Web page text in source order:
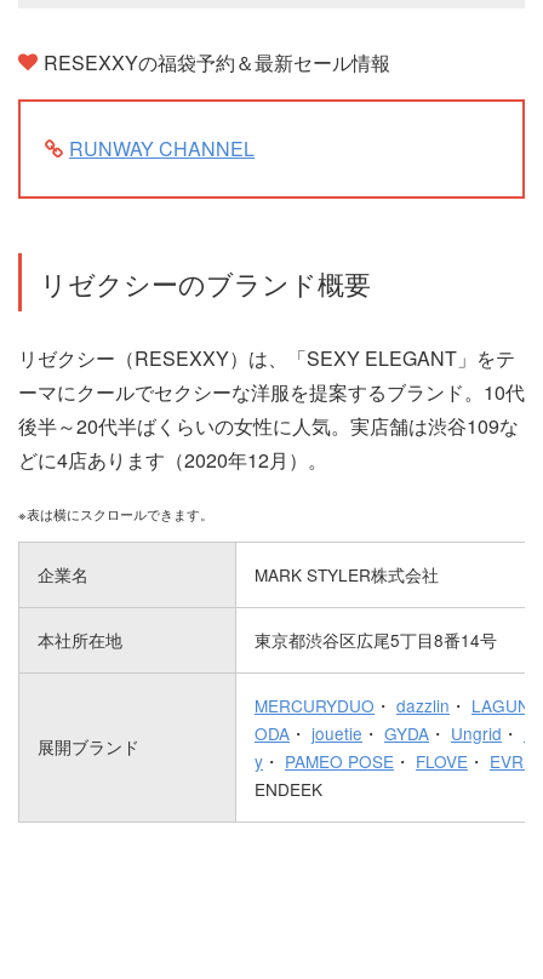
RESEXXYの福袋予約＆最新セール情報
RUNWAY CHANNEL
リゼクシーのブランド概要
リゼクシー（RESEXXY）は、「SEXY ELEGANT」をテ
ーマにクールでセクシーな洋服を提案するブランド。10代
後半～20代半ばくらいの女性に人気。実店舗は渋谷109な
どに4店あります（2020年12月）。
企業名 MARK STYLER株式会社
本社所在地 東京都渋谷区広尾5丁目8番14号
展開ブランド
MERCURYDUO ・ dazzlin ・
ODA ・ jouetie ・ GYDA ・ Ungrid ・
y ・ PAMEO POSE ・ FLOVE ・ EVRIS
ENDEEK